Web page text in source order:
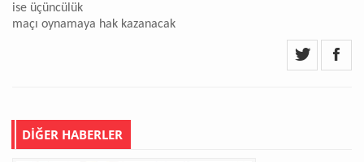
ise üçüncülük
maçı oynamaya hak kazanacak
DİĞER HABERLER